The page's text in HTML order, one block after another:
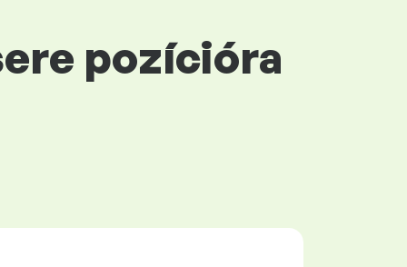
pozícióra